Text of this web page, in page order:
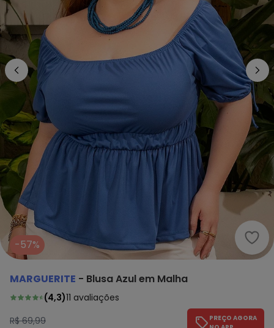
-57%
MARGUERITE - Blusa Azul em Malha
(4,3)11 avaliações
R$ 69,99
PREÇO AGORA